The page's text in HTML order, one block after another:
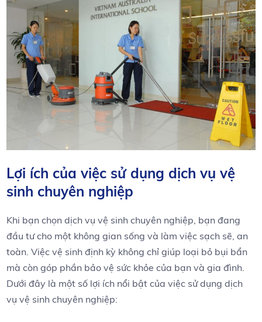
Lợi ích của việc sử dụng dịch vụ vệ
sinh chuyên nghiệp
Khi bạn chọn dịch vụ vệ sinh chuyên nghiệp, bạn đang
đầu tư cho một‍ không ⁤gian sống và làm việc sạch ‌sẽ, an⁤
toàn.⁣ Việc vệ sinh định kỳ không chỉ giúp loại bỏ bụi bẩn
mà còn góp phần bảo​ vệ sức‍ khỏe của bạn và​ gia đình.​
Dưới đây là một​ số lợi ích nổi bật⁤ của việc⁣ sử dụng dịch
vụ vệ‌ sinh chuyên⁢ nghiệp: